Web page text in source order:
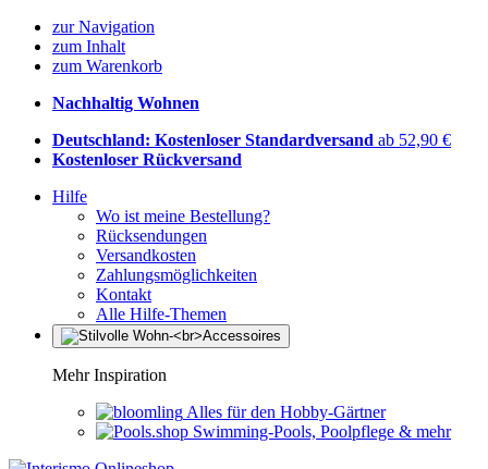
zur Navigation
zum Inhalt
zum Warenkorb
Nachhaltig Wohnen
Deutschland: Kostenloser Standardversand ab 52,90 €
Kostenloser Rückversand
Hilfe
Wo ist meine Bestellung?
Rücksendungen
Versandkosten
Zahlungsmöglichkeiten
Kontakt
Alle Hilfe-Themen
Mehr Inspiration
Alles für den Hobby-Gärtner
Swimming-Pools, Poolpflege & mehr